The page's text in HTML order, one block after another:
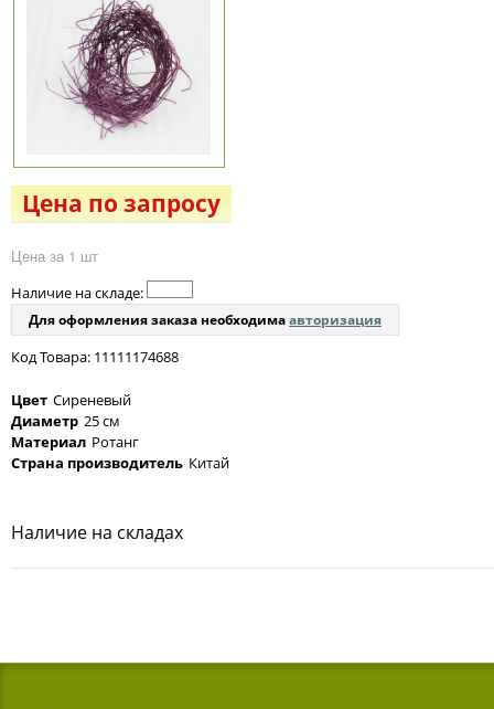
Цена по запросу
Цена за 1 шт
Наличие на складе:
Для оформления заказа необходимаавторизация
Код Товара: 11111174688
Цвет Сиреневый
Диаметр 25 см
Материал Ротанг
Страна производитель Китай
Наличие на складах